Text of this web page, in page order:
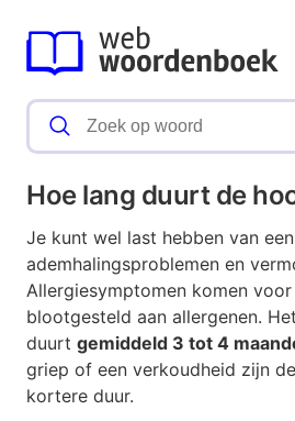
Hoe lang duurt de
Je kunt wel last hebben van
ademhalingsproblemen en
Allergiesymptomen komen
blootgesteld aan allergenen.
duurt gemiddeld 3 tot 4
griep of een verkoudheid zijn
kortere duur.